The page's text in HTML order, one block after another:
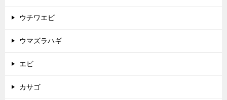
ウチワエビ
ウマズラハギ
エビ
カサゴ